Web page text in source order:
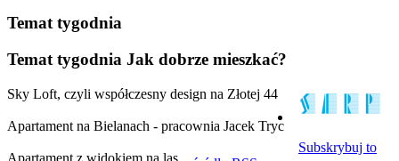
Temat tygodnia
Temat tygodnia Jak dobrze mieszkać?
Sky Loft, czyli współczesny design na Złotej 44
Apartament na Bielanach - pracownia Jacek Tryc
Apartament z widokiem na las
Subskrybuj to